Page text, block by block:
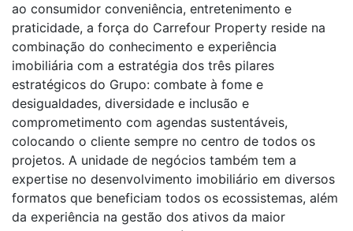
ao consumidor conveniência, entretenimento e
praticidade, a força do Carrefour Property reside na
combinação do conhecimento e experiência
imobiliária com a estratégia dos três pilares
estratégicos do Grupo: combate à fome e
desigualdades, diversidade e inclusão e
comprometimento com agendas sustentáveis,
colocando o cliente sempre no centro de todos os
projetos. A unidade de negócios também tem a
expertise no desenvolvimento imobiliário em diversos
formatos que beneficiam todos os ecossistemas, além
da experiência na gestão dos ativos da maior